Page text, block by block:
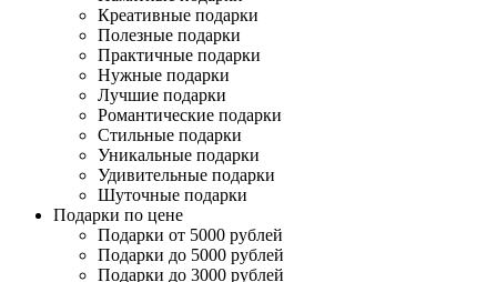
Креативные подарки
Полезные подарки
Практичные подарки
Нужные подарки
Лучшие подарки
Романтические подарки
Стильные подарки
Уникальные подарки
Удивительные подарки
Шуточные подарки
Подарки по цене
Подарки от 5000 рублей
Подарки до 5000 рублей
Подарки до 3000 рублей